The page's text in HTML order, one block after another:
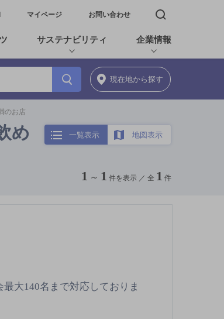
新しいウィンドウで開く
マイページ お問い合わせ 検索窓を開く
サステナビリティ 企業情報
現在地から探す
のお店
め
一覧表示 地図表示
1 ～ 1 件を表示 ／ 全 1 件
大140名まで対応しておりま